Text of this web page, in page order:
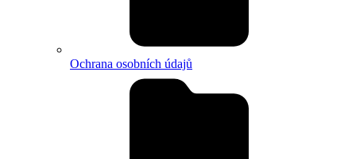
Ochrana osobních údajů